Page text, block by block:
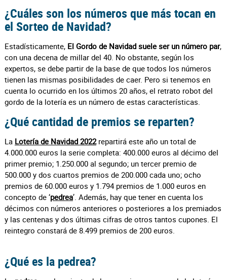
¿Cuáles son los números que más tocan en
el Sorteo de Navidad?
Estadísticamente, El Gordo de Navidad suele ser un número par,
con una decena de millar del 40. No obstante, según los
expertos, se debe partir de la base de que todos los números
tienen las mismas posibilidades de caer. Pero si tenemos en
cuenta lo ocurrido en los últimos 20 años, el retrato robot del
gordo de la lotería es un número de estas características.
¿Qué cantidad de premios se reparten?
La Lotería de Navidad 2022repartirá este año un total de
4.000.000 euros la serie completa: 400.000 euros al décimo del
primer premio; 1.250.000 al segundo; un tercer premio de
500.000 y dos cuartos premios de 200.000 cada uno; ocho
premios de 60.000 euros y 1.794 premios de 1.000 euros en
concepto de ‘pedrea’. Además, hay que tener en cuenta los
décimos con números anteriores o posteriores a los premiados
y las centenas y dos últimas cifras de otros tantos cupones. El
reintegro constará de 8.499 premios de 200 euros.
¿Qué es la pedrea?